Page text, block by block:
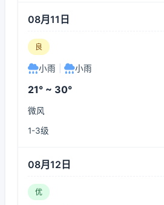
08月11日
良
小雨 小雨
21° ~ 30°
微风
1-3级
08月12日
优